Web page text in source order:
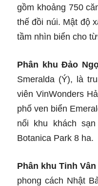
gồm khoảng 750
thế đồi núi. Mật độ
tầm nhìn biển cho
Phân khu Đảo
Smeralda (Ý), là
viên VinWonders
phố ven biển
nối khu khách
Botanica Park 8 ha.
Phân khu Tinh Vân
phong cách Nhật